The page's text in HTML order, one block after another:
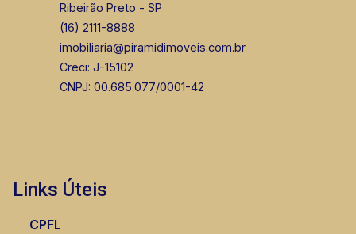
Ribeirão Preto - SP
(16) 2111-8888
imobiliaria@piramidimoveis.com.br
Creci: J-15102
CNPJ: 00.685.077/0001-42
Links Úteis
CPFL